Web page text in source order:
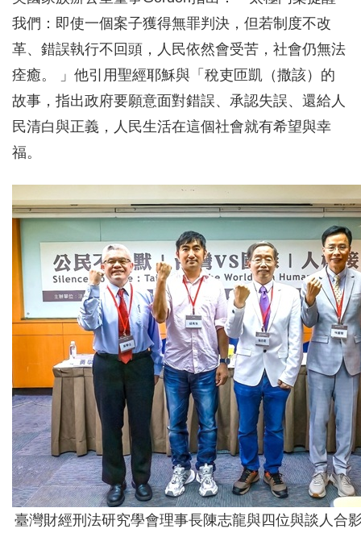
我們：即使一個案子獲得無罪判決，但若制度不改
革、錯誤執行不回頭，人民依然會受苦，社會仍無法
痊癒。 」他引用聖經耶穌與「稅吏匝凱（撒該）的
故事，指出政府要願意面對錯誤、承認失誤、還給人
民清白與正義，人民生活在這個社會就有希望與幸
福。
臺灣財經刑法研究學會理事長陳志龍與四位與談人合